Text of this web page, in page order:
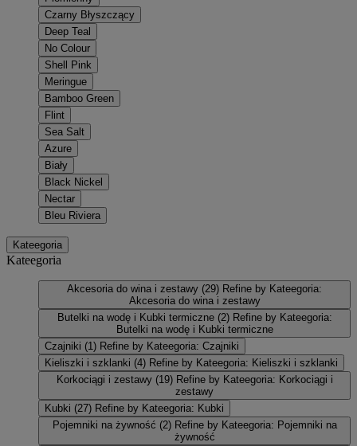
Czarny Błyszczący
Deep Teal
No Colour
Shell Pink
Meringue
Bamboo Green
Flint
Sea Salt
Azure
Biały
Black Nickel
Nectar
Bleu Riviera
Kateegoria
Kateegoria
Akcesoria do wina i zestawy (29) Refine by Kateegoria:
Akcesoria do wina i zestawy
Butelki na wodę i Kubki termiczne (2) Refine by Kateegoria:
Butelki na wodę i Kubki termiczne
Czajniki (1) Refine by Kateegoria: Czajniki
Kieliszki i szklanki (4) Refine by Kateegoria: Kieliszki i szklanki
Korkociągi i zestawy (19) Refine by Kateegoria: Korkociągi i
zestawy
Kubki (27) Refine by Kateegoria: Kubki
Pojemniki na żywność (2) Refine by Kateegoria: Pojemniki na
żywność